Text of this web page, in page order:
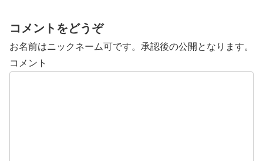
コメントをどうぞ
お名前はニックネーム可です。承認後の公開となります。
コメント